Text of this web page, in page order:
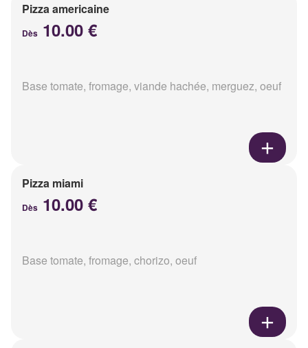
Pizza americaine
Dès 10.00 €
Base tomate, fromage, viande hachée, merguez, oeuf
Pizza miami
Dès 10.00 €
Base tomate, fromage, chorizo, oeuf